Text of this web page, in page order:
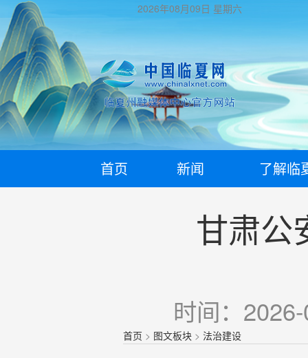
2026年08月09日 星期六
首页 新闻 了解临
甘肃公
时间：
首页 > 图文板块 > 法治建设